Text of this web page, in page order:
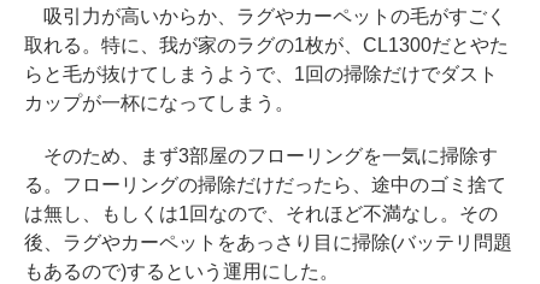
吸引力が高いからか、ラグやカーペットの毛がすごく
取れる。特に、我が家のラグの1枚が、CL1300だとやた
らと毛が抜けてしまうようで、1回の掃除だけでダスト
カップが一杯になってしまう。
そのため、まず3部屋のフローリングを一気に掃除す
る。フローリングの掃除だけだったら、途中のゴミ捨て
は無し、もしくは1回なので、それほど不満なし。その
後、ラグやカーペットをあっさり目に掃除(バッテリ問題
もあるので)するという運用にした。